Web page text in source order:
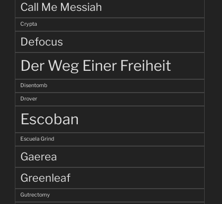
Call Me Messiah
Crypta
Defocus
Der Weg Einer Freiheit
Disentomb
Drover
Escoban
Escuela Grind
Gaerea
Greenleaf
Gutrectomy